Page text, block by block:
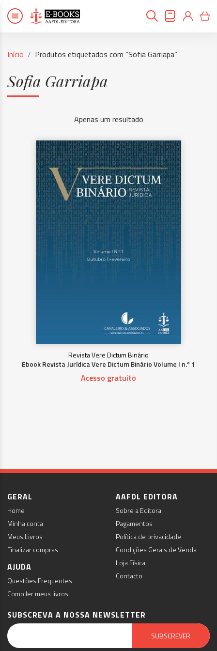
Início Produtos etiquetados com “Sofia Garriapa”
Sofia Garriapa
Apenas um resultado
Revista Vere Dictum Binário
Ebook Revista Jurídica Vere Dictum Binário Volume I n.º 1
Acesso gratuito
GERAL
Home
Minha conta
Meus Livros
Finalizar compras
AJUDA
Questões Frequentes
Como ler meus livros
AAFDL EDITORA
Sobre a Editora
Pagamentos
Política de privacidade
Condições Gerais de Venda
Loja Física
Contacto
SUBSCREVA A NOSSA NEWSLETTER
SUBSCREVER
Email Marketing by E-goi